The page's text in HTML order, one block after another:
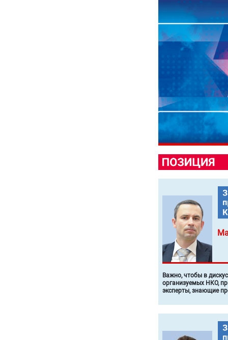
Важно, чтобы в
организуемых НКО,
эксперты, знающие